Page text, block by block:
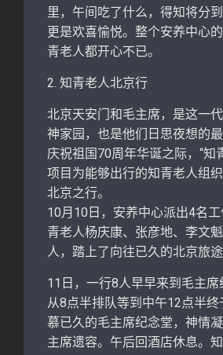
里，午间吃了什么，得知将分
更是欢喜愉悦。整个安养中心
青老人都开心不已。
2. 知青老人北京行
北京天安门和毛主席，是这一
神家园，也是他们日思夜想的
庆祝祖国70周年华诞之际，“知
项目为能够出行的知青老人组
北京之行。
10月10日，安养中心派出4名
青老人杨庆康、张彦地、李文
人，踏上了向往已久的北京旅途
11日，一行8人早早来到毛主席
从8点半排队等到中午12点半终
慕已久的毛主席纪念堂，神情
主席遗容。午后回酒店休息。